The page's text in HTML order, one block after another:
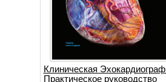
Клиническая
Практическое руководство